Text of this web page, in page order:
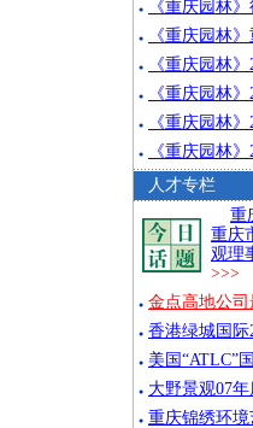
● 《重庆园林
● 《重庆园林
● 《重庆园林
● 《重庆园林
● 《重庆园林
●
《重庆园林
人才专栏
重
重庆
观理
>>>
● 金点高地公
● 香港绿城国际
● 美国“ATLC”
● 大野景观07
● 重庆锦绣环